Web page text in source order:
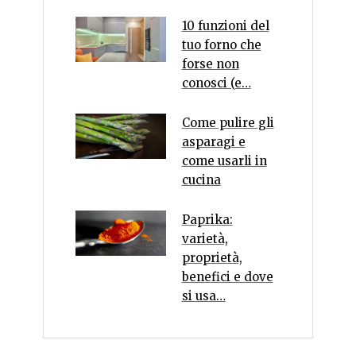
10 funzioni del
tuo forno che
forse non
conosci (e…
Come pulire gli
asparagi e
come usarli in
cucina
Paprika:
varietà,
proprietà,
benefici e dove
si usa…